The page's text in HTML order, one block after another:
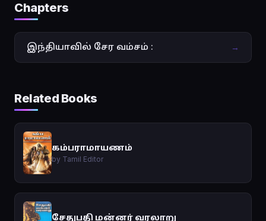
Chapters
இந்தியாவில் சேர வம்சம் : →
Related Books
கம்பராமாயணம்
by Tamil Editor
சேதுபதி மன்னர் வரலாறு